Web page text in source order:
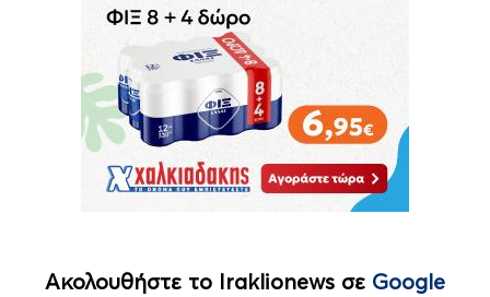
Ακολουθήστε το Iraklionews σε Google